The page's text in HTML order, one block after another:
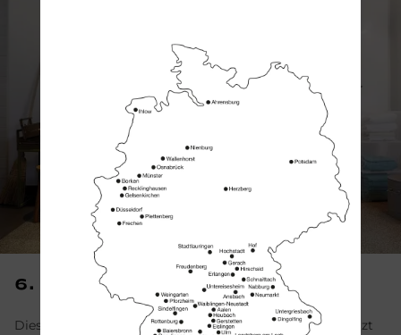
6. Vail­lant flexo­THERM ex­clu­si­ve
Diese Wärmepumpe ist extrem vielseitig und unterstützt